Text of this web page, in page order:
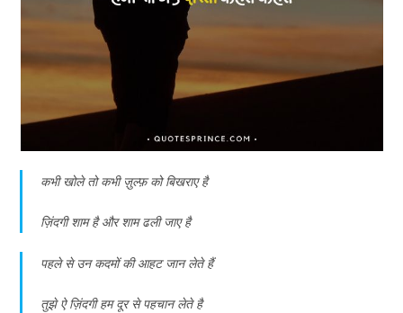
कभी खोले तो कभी ज़ुल्फ़ को बिखराए है
ज़िंदगी शाम है और शाम ढली जाए है
पहले से उन कदमों की आहट जान लेते हैं
तुझे ऐ ज़िंदगी हम दूर से पहचान लेते है